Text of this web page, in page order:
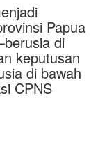
Papua
di
keputusan
di bawah
CPNS